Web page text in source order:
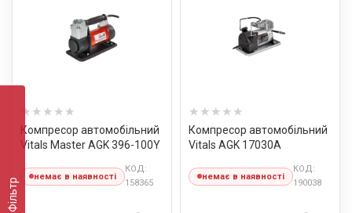
Фільтр
Компресор автомобільний
Vitals Master AGK 396-100Y
немає в наявності
КОД:
158365
Компресор автомобільний
Vitals AGK 17030A
немає в наявності
КОД:
190038